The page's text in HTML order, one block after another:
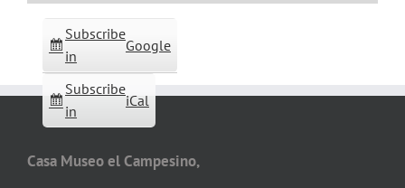
Subscribe
in
Google
Subscribe
in
iCal
Casa Museo el Campesino,